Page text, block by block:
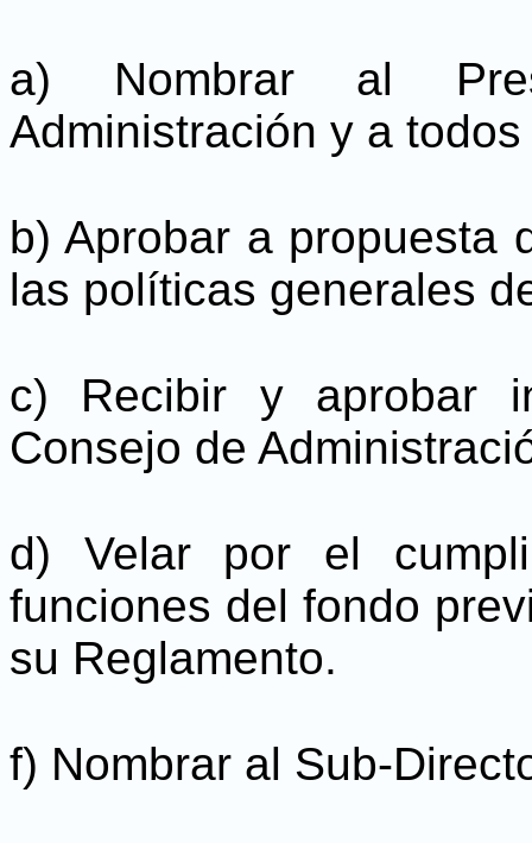
a) Nombrar al
Administración y a
b) Aprobar a propuesta
las políticas generales
c) Recibir y aprobar
Consejo de
d) Velar por el
funciones del fondo
su Reglamento.
f) Nombrar al Sub-